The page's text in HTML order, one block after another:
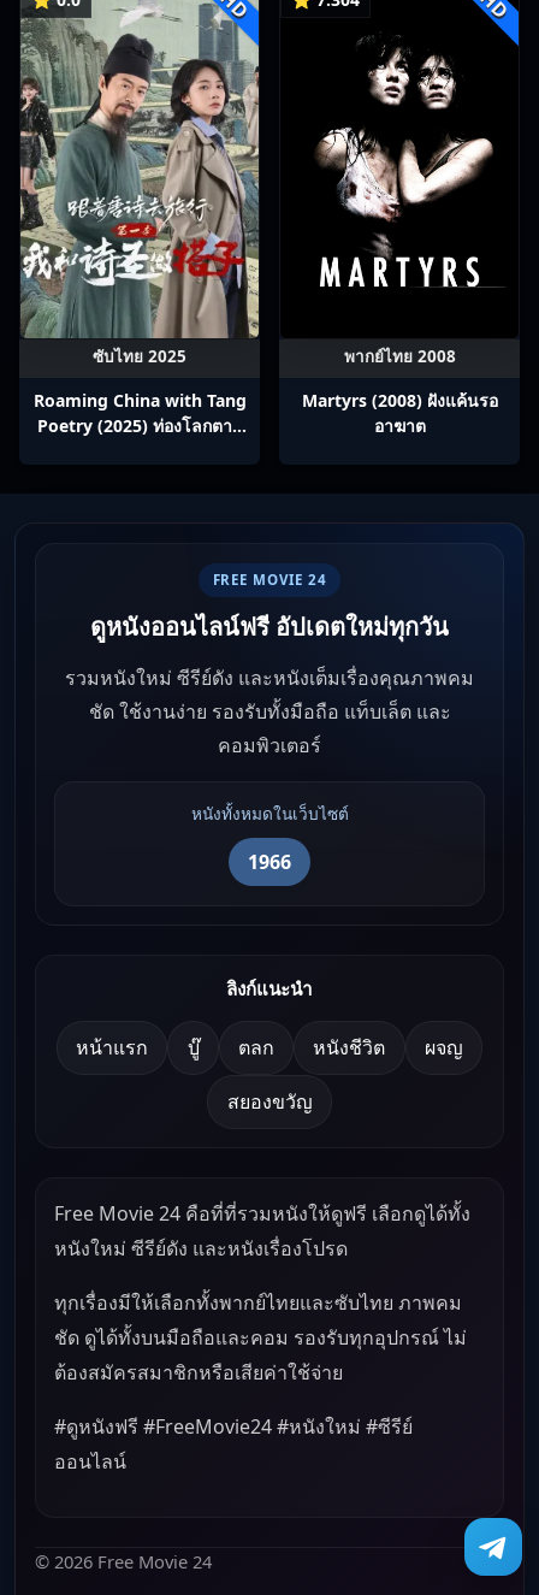
ซับไทย 2025
Roaming China with Tang
Poetry (2025) ท่องโลกตาม
พากย์ไทย 2008
Martyrs (2008) ฝังแค้นรอ
อาฆาต
FREE MOVIE 24
ดูหนังออนไลน์ฟรี อัปเดตใหม่ทุกวัน
รวมหนังใหม่ ซีรีย์ดัง และหนังเต็มเรื่องคุณภาพคม
ชัด ใช้งานง่าย รองรับทั้งมือถือ แท็บเล็ต และ
คอมพิวเตอร์
หนังทั้งหมดในเว็บไซต์
1966
ลิงก์แนะนำ
หน้าแรก บู๊ ตลก หนังชีวิต ผจญ
สยองขวัญ
Free Movie 24 คือที่ที่รวมหนังให้ดูฟรี เลือกดูได้ทั้ง
หนังใหม่ ซีรีย์ดัง และหนังเรื่องโปรด
ทุกเรื่องมีให้เลือกทั้งพากย์ไทยและซับไทย ภาพคม
ชัด ดูได้ทั้งบนมือถือและคอม รองรับทุกอุปกรณ์ ไม่
ต้องสมัครสมาชิกหรือเสียค่าใช้จ่าย
#ดูหนังฟรี #FreeMovie24 #หนังใหม่ #ซีรีย์
ออนไลน์
© 2026 Free Movie 24